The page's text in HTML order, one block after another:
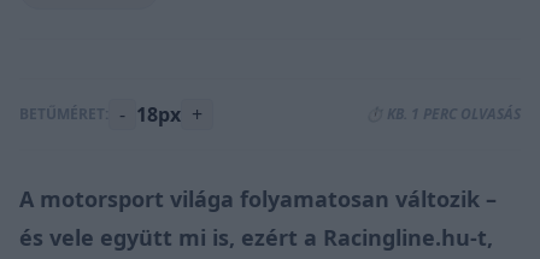
BETŰMÉRET: - 18px + ⏱️ KB. 1 PERC OLVASÁS
A motorsport világa folyamatosan változik –
és vele együtt mi is, ezért a Racingline.hu-t,